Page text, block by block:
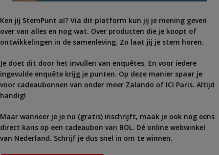
Ken jij StemPunt al? Via dit platform kun jij je mening geven
over van alles en nog wat. Over producten die je koopt of
ontwikkelingen in de samenleving. Zo laat jij je stem horen.
Je doet dit door het invullen van enquêtes. En voor iedere
ingevulde enquête krijg je punten. Op deze manier spaar je
voor cadeaubonnen van onder meer Zalando of ICI Paris. Altijd
handig!
Maar wanneer je je nu (gratis) inschrijft, maak je ook nog eens
direct kans op een cadeaubon van BOL. Dé online webwinkel
van Nederland. Schrijf je dus snel in om te winnen.